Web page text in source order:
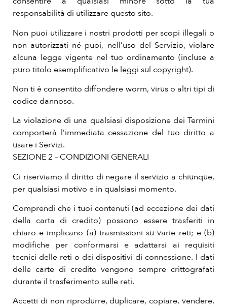
responsabilità di utilizzare questo sito.
Non puoi utilizzare i nostri prodotti per scopi illegali o
non autorizzati né puoi, nell’uso del Servizio, violare
alcuna legge vigente nel tuo ordinamento (incluse a
puro titolo esemplificativo le leggi sul copyright).
Non ti è consentito diffondere worm, virus o altri tipi di
codice dannoso.
La violazione di una qualsiasi disposizione dei Termini
comporterà l’immediata cessazione del tuo diritto a
usare i Servizi.
SEZIONE 2 – CONDIZIONI GENERALI
Ci riserviamo il diritto di negare il servizio a chiunque,
per qualsiasi motivo e in qualsiasi momento.
Comprendi che i tuoi contenuti (ad eccezione dei dati
della carta di credito) possono essere trasferiti in
chiaro e implicano (a) trasmissioni su varie reti; e (b)
modifiche per conformarsi e adattarsi ai requisiti
tecnici delle reti o dei dispositivi di connessione. I dati
delle carte di credito vengono sempre crittografati
durante il trasferimento sulle reti.
Accetti di non riprodurre, duplicare, copiare, vendere,